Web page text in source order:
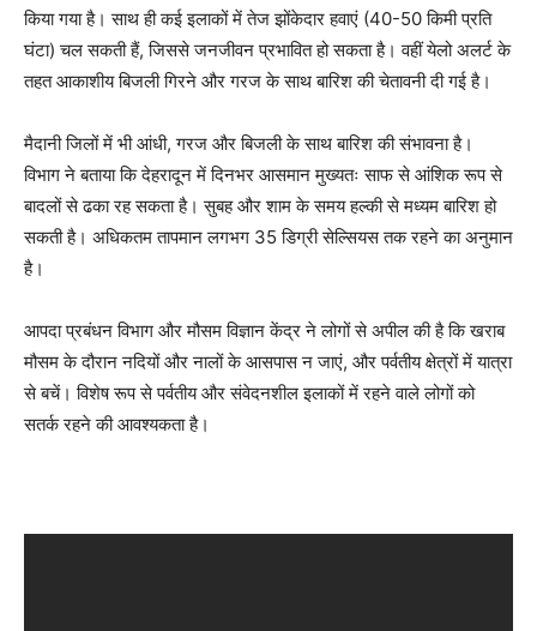
किया गया है। साथ ही कई इलाकों में तेज झोंकेदार हवाएं (40-50 किमी प्रति
घंटा) चल सकती हैं, जिससे जनजीवन प्रभावित हो सकता है। वहीं येलो अलर्ट के
तहत आकाशीय बिजली गिरने और गरज के साथ बारिश की चेतावनी दी गई है।
मैदानी जिलों में भी आंधी, गरज और बिजली के साथ बारिश की संभावना है।
विभाग ने बताया कि देहरादून में दिनभर आसमान मुख्यतः साफ से आंशिक रूप से
बादलों से ढका रह सकता है। सुबह और शाम के समय हल्की से मध्यम बारिश हो
सकती है। अधिकतम तापमान लगभग 35 डिग्री सेल्सियस तक रहने का अनुमान
है।
आपदा प्रबंधन विभाग और मौसम विज्ञान केंद्र ने लोगों से अपील की है कि खराब
मौसम के दौरान नदियों और नालों के आसपास न जाएं, और पर्वतीय क्षेत्रों में यात्रा
से बचें। विशेष रूप से पर्वतीय और संवेदनशील इलाकों में रहने वाले लोगों को
सतर्क रहने की आवश्यकता है।